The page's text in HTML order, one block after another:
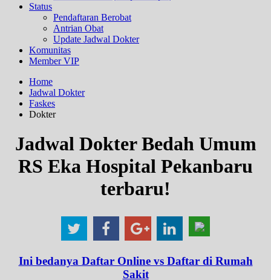
Status
Pendaftaran Berobat
Antrian Obat
Update Jadwal Dokter
Komunitas
Member VIP
Home
Jadwal Dokter
Faskes
Dokter
Jadwal Dokter Bedah Umum
RS Eka Hospital Pekanbaru
terbaru!
Ini bedanya Daftar Online vs Daftar di Rumah
Sakit